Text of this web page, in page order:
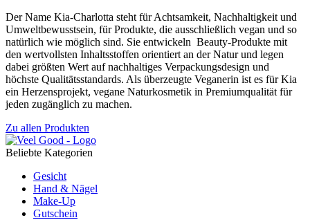
Der Name Kia-Charlotta steht für Achtsamkeit, Nachhaltigkeit und
Umweltbewusstsein, für Produkte, die ausschließlich vegan und so
natürlich wie möglich sind. Sie entwickeln Beauty-Produkte mit
den wertvollsten Inhaltsstoffen orientiert an der Natur und legen
dabei größten Wert auf nachhaltiges Verpackungsdesign und
höchste Qualitätsstandards. Als überzeugte Veganerin ist es für Kia
ein Herzensprojekt, vegane Naturkosmetik in Premiumqualität für
jeden zugänglich zu machen.
Zu allen Produkten
Beliebte Kategorien
Gesicht
Hand & Nägel
Make-Up
Gutschein